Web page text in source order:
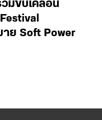
มขับเคลื่อน
ย Soft Power